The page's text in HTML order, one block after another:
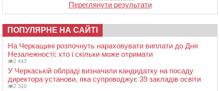
Переглянути результати
ПОПУЛЯРНЕ НА САЙТІ
На Черкащині розпочнуть нараховувати виплати до Дня
Незалежності: хто і скільки може отримати
2 443
У Черкаській облраді визначили кандидатку на посаду
директора установи, яка супроводжує 39 закладів освіти
2 310